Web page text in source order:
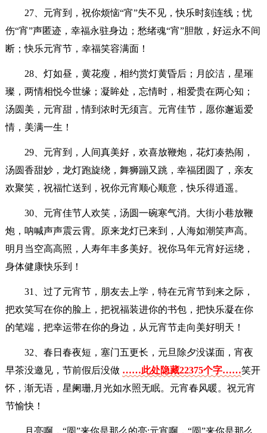
27、元宵到，祝你烦恼“宵”失不见，快乐时刻连线；忧
伤“宵”声匿迹，幸福永驻身边；愁绪魂“宵”胆散，好运永不间
断；快乐元宵节，幸福笑容满面！
28、灯如昼，黄花瘦，相约赏灯黄昏后；月皎洁，星璀
璨，两情相悦今世缘；凝眸处，忘情时，相爱贵在两心知；
汤圆美，元宵甜，情到浓时无须言。元宵佳节，愿你邂逅爱
情，美满一生！
29、元宵到，人间真美好，欢喜放鞭炮，花灯凑热闹，
汤圆香甜妙，龙灯跑旋绕，舞狮蹦又跳，幸福团圆了，亲友
欢聚笑，祝福忙送到，祝你元宵顺心顺意，快乐得逍遥。
30、元宵佳节人欢笑，汤圆一碗寒气消。大街小巷放鞭
炮，呐喊声声震云霄。原来龙灯已来到，人海如潮笑声高。
明月当空高高照，人寿年丰多美好。祝你马年元宵好运绕，
身体健康快乐到！
31、过了元宵节，朋友去上学，特在元宵节到来之际，
把欢笑写在你的脸上，把祝福装进你的书包，把快乐凝在你
的笔端，把幸运带在你的身边，从元宵节走向美好明天！
32、春日春夜短，塞门五更长，元旦除夕没谋面，宵夜
早茶没邀见，节前假后没做 ……此处隐藏22375个字……笑开
怀，渐无语，星阑珊,月光如水照无眠。元宵春风暖。祝元宵
节愉快！
月亮啊，“圆”来你是那么的亮;元宵啊，“圆”来你是那么